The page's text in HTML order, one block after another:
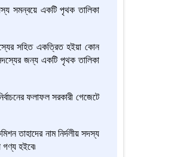
সমন্বয়ে একটি পৃথক তালিকা
সহিত একত্রিত হইয়া কোন
জন্য একটি পৃথক তালিকা
ফলাফল সরকারী গেজেটে
তাহাদের নাম নির্দলীয় সদস্য
হইবে৷